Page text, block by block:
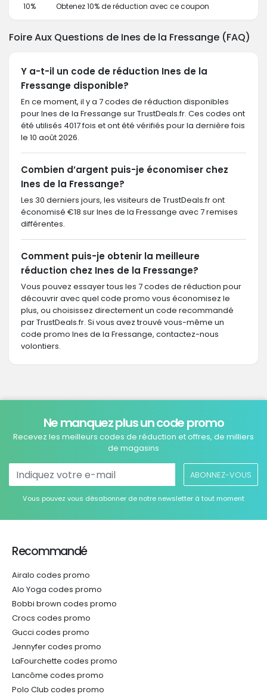
10% Obtenez 10% de réduction avec ce coupon
Foire Aux Questions de Ines de la Fressange (FAQ)
Y a-t-il un code de réduction Ines de la
Fressange disponible?
En ce moment, il y a 7 codes de réduction disponibles
pour Ines de la Fressange sur TrustDeals.fr. Ces codes ont
été utilisés 4017 fois et ont été vérifiés pour la dernière fois
le 10 août 2026.
Combien d’argent puis-je économiser chez
Ines de la Fressange?
Les 30 derniers jours, les visiteurs de TrustDeals.fr ont
économisé €18 sur Ines de la Fressange avec 7 remises
différentes.
Comment puis-je obtenir la meilleure
réduction chez Ines de la Fressange?
Vous pouvez essayer tous les 7 codes de réduction pour
découvrir avec quel code promo vous économisez le
plus, ou choisissez directement un code recommandé
par TrustDeals.fr. Si vous avez trouvé vous-même un
code promo Ines de la Fressange, contactez-nous
volontiers.
Ne manquez plus un code promo
Recevez les meilleurs codes de réduction et offres, de milliers
de magasins
ABONNEZ-VOUS
Vous pouvez vous désabonner de notre newsletter à tout moment
Recommandé
Airalo codes promo
Alo Yoga codes promo
Bobbi brown codes promo
Crocs codes promo
Gucci codes promo
Jennyfer codes promo
LaFourchette codes promo
Lancôme codes promo
Polo Club codes promo